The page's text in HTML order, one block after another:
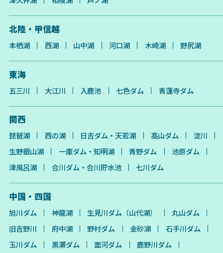
北陸・甲信越
本栖湖 西湖 山中湖 河口湖 木崎湖 野尻湖
東海
五三川 大江川 入鹿池 七色ダム 青蓮寺ダム
関西
琵琶湖 西の湖 日吉ダム・天若湖 高山ダム
淀川
生野銀山湖
一庫ダム・知明湖 青野ダム
池原ダム
津風呂湖
合川ダム・合川貯水池 七川ダム
中国・四国
旭川ダム 神龍湖 生見川ダム（山代湖）
丸山ダム
旧吉野川
府中湖 野村ダム 金砂湖
石手川ダム
玉川ダム
黒瀬ダム 面河ダム
鹿野川ダム